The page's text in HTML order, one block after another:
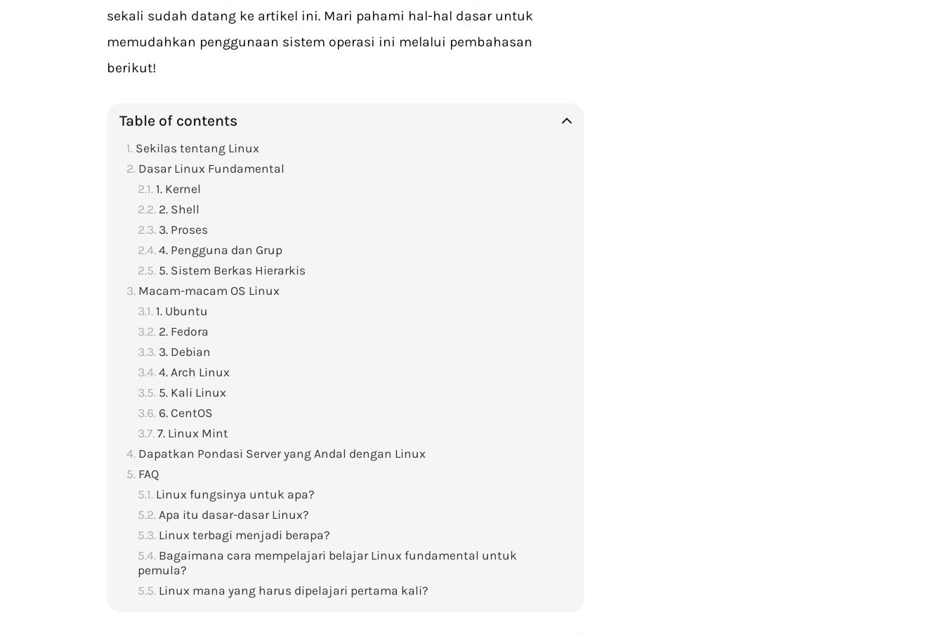
sekali sudah datang ke artikel ini. Mari pahami hal-hal dasar untuk
memudahkan penggunaan sistem operasi ini melalui pembahasan
berikut!
Table of contents
Sekilas tentang Linux
Dasar Linux Fundamental
1. Kernel
2. Shell
3. Proses
4. Pengguna dan Grup
5. Sistem Berkas Hierarkis
Macam-macam OS Linux
1. Ubuntu
2. Fedora
3. Debian
4. Arch Linux
5. Kali Linux
6. CentOS
7. Linux Mint
Dapatkan Pondasi Server yang Andal dengan Linux
FAQ
Linux fungsinya untuk apa?
Apa itu dasar-dasar Linux?
Linux terbagi menjadi berapa?
Bagaimana cara mempelajari belajar Linux fundamental untuk
pemula?
Linux mana yang harus dipelajari pertama kali?